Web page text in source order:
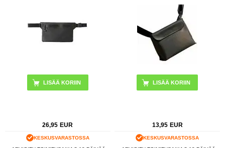
LISÄÄ KORIIN
26,95 EUR
KESKUSVARASTOSSA
LISÄÄ KORIIN
13,95 EUR
KESKUSVARASTOSSA